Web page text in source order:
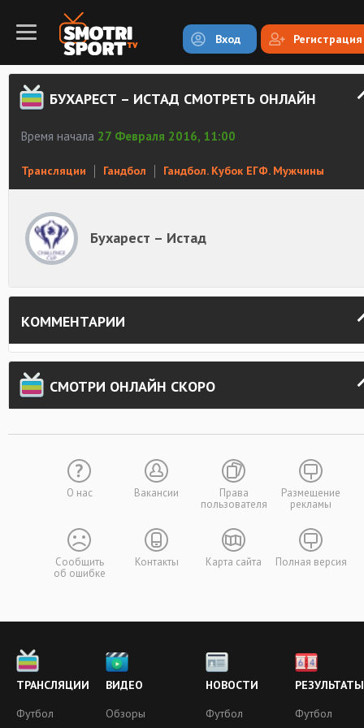
Вход Регистрация
БУХАРЕСТ – ИСТАД СМОТРЕТЬ ОНЛАЙН
Время начала 27 Февраля 2016, 11:00
Трансляции Гандбол Гандбол. Кубок ЕГФ. Мужчины
Бухарест – Истад
КОММЕНТАРИИ
СМОТРИ ОНЛАЙН СКОРО
О нас Вакансии
Права
пользователя
Размещение
рекламы
Сообщить
об ошибке
Контакты Карта сайта Полная версия
ТРАНСЛЯЦИИ
Футбол
ВИДЕО
Обзоры
НОВОСТИ
Футбол
РЕЗУЛЬТАТЫ
Футбол